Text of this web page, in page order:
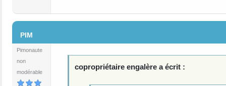
PIM
Pimonaute
non
modérable
copropriétaire engalère a écrit :